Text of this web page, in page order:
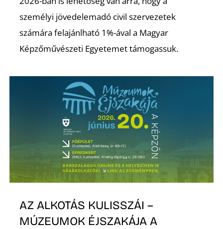
személyi jövedelemadó civil szervezetek
számára felajánlható 1%-ával a Magyar
Képzőművészeti Egyetemet támogassuk.
AZ ALKOTÁS KULISSZÁI –
MÚZEUMOK ÉJSZAKÁJA A